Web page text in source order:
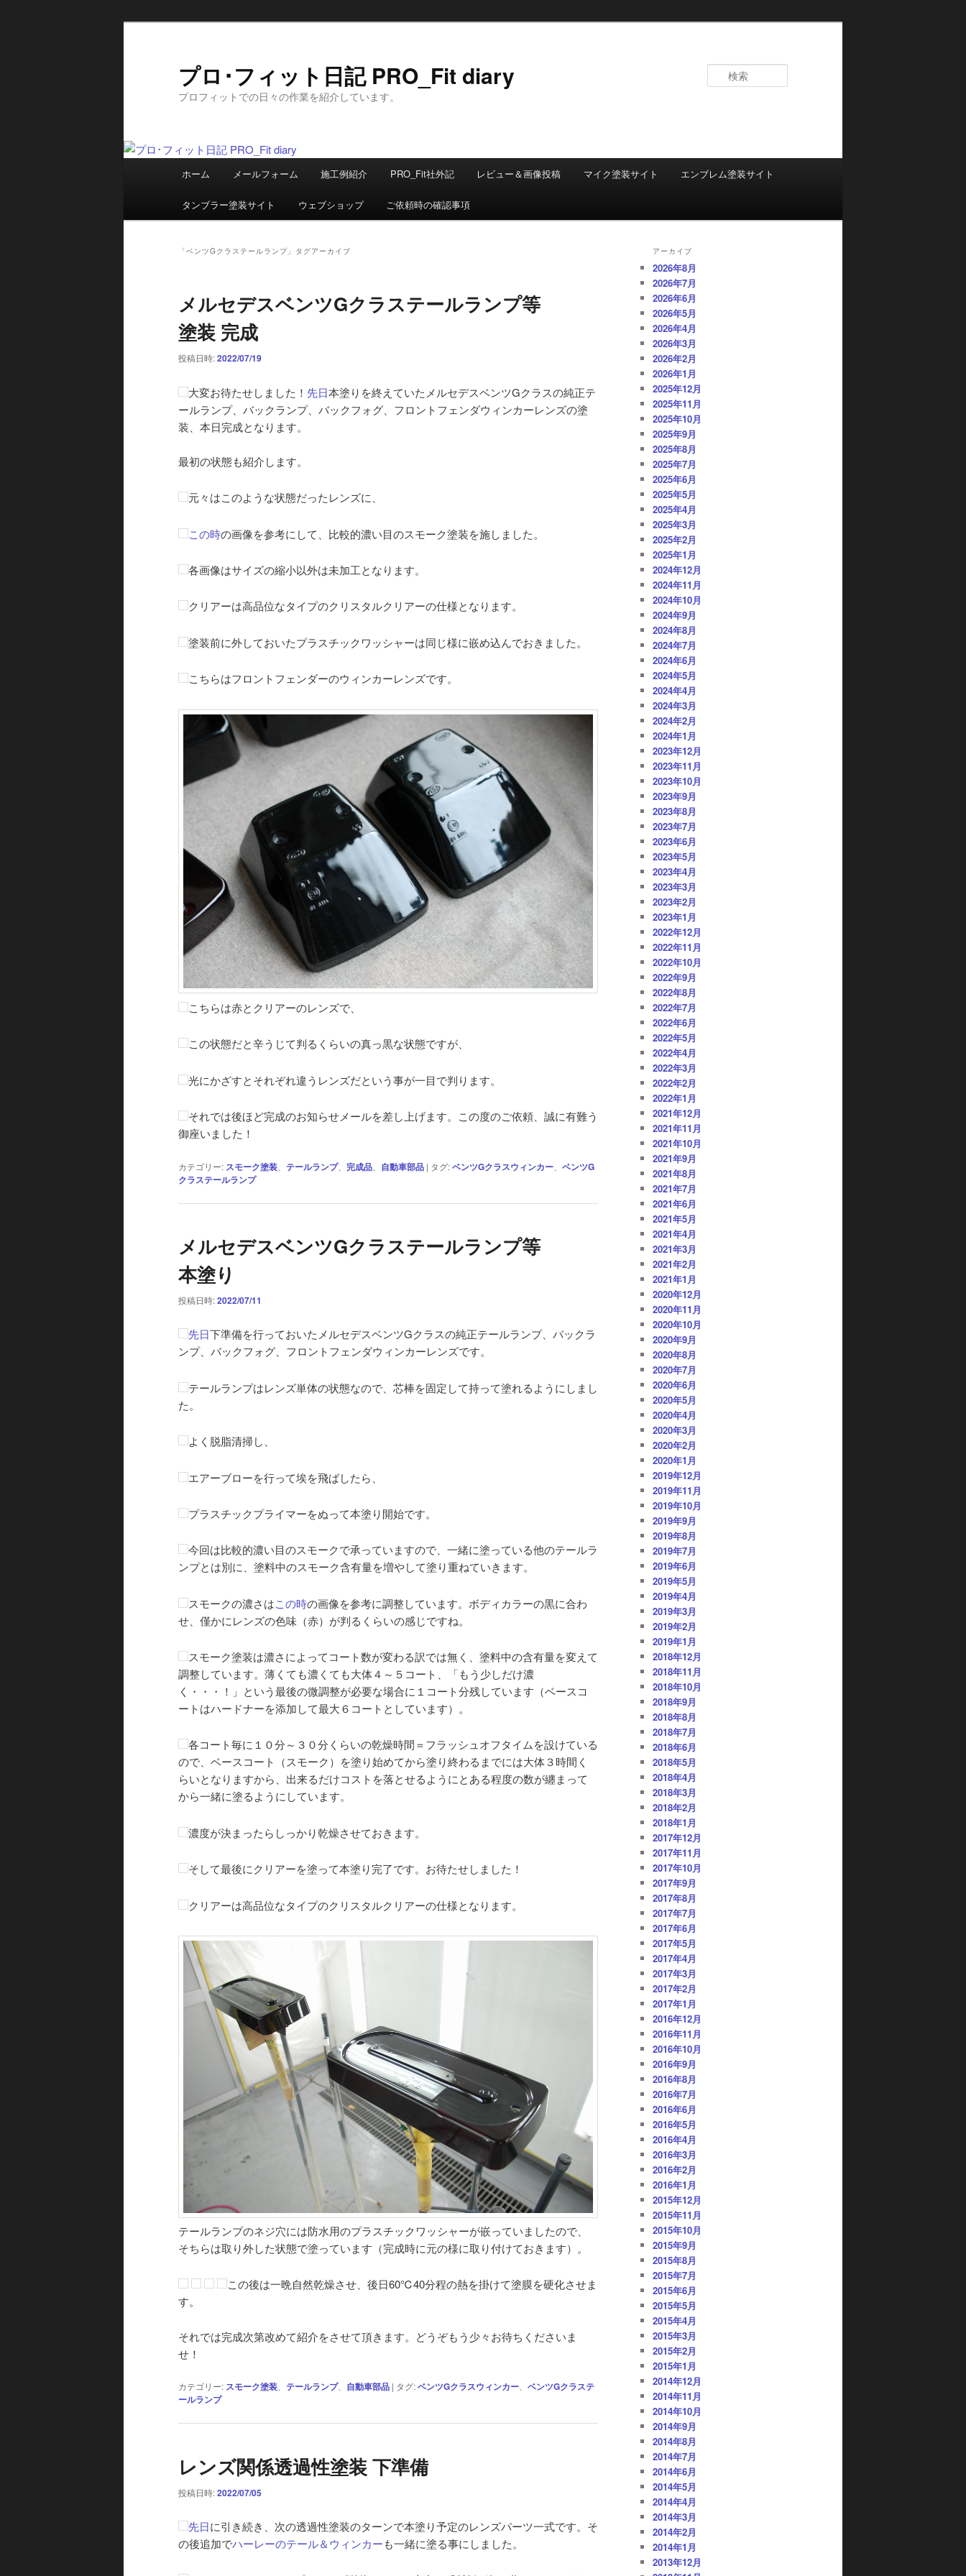
プロ･フィット日記 PRO_Fit diary
プロフィットでの日々の作業を紹介しています。
メ
ホーム メールフォーム 施工例紹介 PRO_Fit社外記 レビュー＆画像投稿 マイク塗装サイト エンブレム塗装サイト
タンブラー塗装サイト ウェブショップ ご依頼時の確認事項
「ベンツGクラステールランプ 」タグアーカイブ
メルセデスベンツGクラステールランプ等
塗装 完成
投稿日時:2022/07/19
大変お待たせしました！ 先日本塗りを終えていたメルセデスベンツGクラスの純正テ
ールランプ、バックランプ、バックフォグ、フロントフェンダウィンカーレンズの塗
装、本日完成となります。
最初の状態も紹介します。
元々はこのような状態だったレンズに、
この時の画像を参考にして、比較的濃い目のスモーク塗装を施しました。
各画像はサイズの縮小以外は未加工となります。
クリアーは高品位なタイプのクリスタルクリアーの仕様となります。
塗装前に外しておいたプラスチックワッシャーは同じ様に嵌め込んでおきました。
こちらはフロントフェンダーのウィンカーレンズです。
こちらは赤とクリアーのレンズで、
この状態だと辛うじて判るくらいの真っ黒な状態ですが、
光にかざすとそれぞれ違うレンズだという事が一目で判ります。
それでは後ほど完成のお知らせメールを差し上げます。この度のご依頼、誠に有難う
御座いました！
カテゴリー: スモーク塗装 テールランプ、 完成品 自動車部品 | タグ:ベンツGクラスウィンカー
ベンツG
クラステールランプ
メルセデスベンツGクラステールランプ等
本塗り
投稿日時:2022/07/11
先日下準備を行っておいたメルセデスベンツGクラスの純正テールランプ、バックラ
ンプ、バックフォグ、フロントフェンダウィンカーレンズです。
テールランプはレンズ単体の状態なので、芯棒を固定して持って塗れるようにしまし
た。
よく脱脂清掃し、
エアーブローを行って埃を飛ばしたら、
プラスチックプライマーをぬって本塗り開始です。
今回は比較的濃い目のスモークで承っていますので、一緒に塗っている他のテールラ
ンプとは別に、塗料中のスモーク含有量を増やして塗り重ねていきます。
スモークの濃さはこの時の画像を参考に調整しています。ボディカラーの黒に合わ
せ、僅かにレンズの色味（赤）が判るくらいの感じですね。
スモーク塗装は濃さによってコート数が変わる訳では無く、塗料中の含有量を変えて
調整しています。薄くても濃くても大体４～５コート、「もう少しだけ濃
く・・・！」という最後の微調整が必要な場合に１コート分残しています（ベースコ
ートはハードナーを添加して最大６コートとしています）。
各コート毎に１０分～３０分くらいの乾燥時間＝フラッシュオフタイムを設けている
ので、ベースコート（スモーク）を塗り始めてから塗り終わるまでには大体３時間く
らいとなりますから、出来るだけコストを落とせるようにとある程度の数が纏まって
から一緒に塗るようにしています。
濃度が決まったらしっかり乾燥させておきます。
そして最後にクリアーを塗って本塗り完了です。お待たせしました！
クリアーは高品位なタイプのクリスタルクリアーの仕様となります。
テールランプのネジ穴には防水用のプラスチックワッシャーが嵌っていましたので、
そちらは取り外した状態で塗っています（完成時に元の様に取り付けておきます）。
この後は一晩自然乾燥させ、後日60℃40分程の熱を掛けて塗膜を硬化させま
す。
それでは完成次第改めて紹介をさせて頂きます。どうぞもう少々お待ちくださいま
せ！
カテゴリー: スモーク塗装 テールランプ、 自動車部品 | タグ:ベンツGクラスウィンカー
ベンツGクラステ
ールランプ
レンズ関係透過性塗装 下準備
投稿日時:2022/07/05
先日に引き続き、次の透過性塗装のターンで本塗り予定のレンズパーツ一式です。そ
の後追加でハーレーのテール＆ウィンカーも一緒に塗る事にしました。
アーカイブ
2026年8月
2026年7月
2026年6月
2026年5月
2026年4月
2026年3月
2026年2月
2026年1月
2025年12月
2025年11月
2025年10月
2025年9月
2025年8月
2025年7月
2025年6月
2025年5月
2025年4月
2025年3月
2025年2月
2025年1月
2024年12月
2024年11月
2024年10月
2024年9月
2024年8月
2024年7月
2024年6月
2024年5月
2024年4月
2024年3月
2024年2月
2024年1月
2023年12月
2023年11月
2023年10月
2023年9月
2023年8月
2023年7月
2023年6月
2023年5月
2023年4月
2023年3月
2023年2月
2023年1月
2022年12月
2022年11月
2022年10月
2022年9月
2022年8月
2022年7月
2022年6月
2022年5月
2022年4月
2022年3月
2022年2月
2022年1月
2021年12月
2021年11月
2021年10月
2021年9月
2021年8月
2021年7月
2021年6月
2021年5月
2021年4月
2021年3月
2021年2月
2021年1月
2020年12月
2020年11月
2020年10月
2020年9月
2020年8月
2020年7月
2020年6月
2020年5月
2020年4月
2020年3月
2020年2月
2020年1月
2019年12月
2019年11月
2019年10月
2019年9月
2019年8月
2019年7月
2019年6月
2019年5月
2019年4月
2019年3月
2019年2月
2019年1月
2018年12月
2018年11月
2018年10月
2018年9月
2018年8月
2018年7月
2018年6月
2018年5月
2018年4月
2018年3月
2018年2月
2018年1月
2017年12月
2017年11月
2017年10月
2017年9月
2017年8月
2017年7月
2017年6月
2017年5月
2017年4月
2017年3月
2017年2月
2017年1月
2016年12月
2016年11月
2016年10月
2016年9月
2016年8月
2016年7月
2016年6月
2016年5月
2016年4月
2016年3月
2016年2月
2016年1月
2015年12月
2015年11月
2015年10月
2015年9月
2015年8月
2015年7月
2015年6月
2015年5月
2015年4月
2015年3月
2015年2月
2015年1月
2014年12月
2014年11月
2014年10月
2014年9月
2014年8月
2014年7月
2014年6月
2014年5月
2014年4月
2014年3月
2014年2月
2014年1月
2013年12月